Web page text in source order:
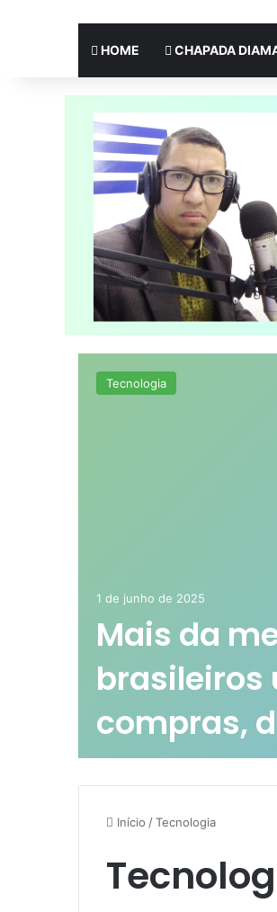
HOME CHAPADA
Tecnologia
1 de junho de 2025
Mais da
brasileiros
compras,
Início /Tecnologia